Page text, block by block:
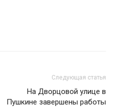
Следующая статья
На Дворцовой улице в
Пушкине завершены работы